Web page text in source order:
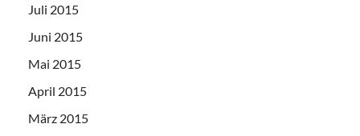
Juli 2015
Juni 2015
Mai 2015
April 2015
März 2015